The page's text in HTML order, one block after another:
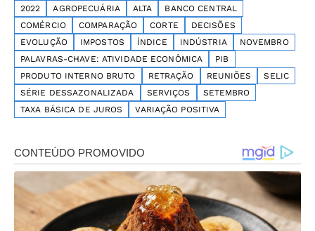
2022 AGROPECUÁRIA ALTA
BANCO CENTRAL
COMÉRCIO
COMPARAÇÃO CORTE
DECISÕES
EVOLUÇÃO
IMPOSTOS ÍNDICE INDÚSTRIA
NOVEMBRO
PALAVRAS-CHAVE: ATIVIDADE ECONÔMICA
PIB
PRODUTO INTERNO BRUTO
RETRAÇÃO REUNIÕES
SELIC
SÉRIE DESSAZONALIZADA
SERVIÇOS
SETEMBRO
TAXA BÁSICA DE JUROS
VARIAÇÃO POSITIVA